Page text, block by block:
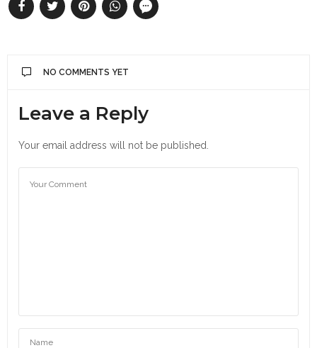
NO COMMENTS YET
Leave a Reply
Your email address will not be published.